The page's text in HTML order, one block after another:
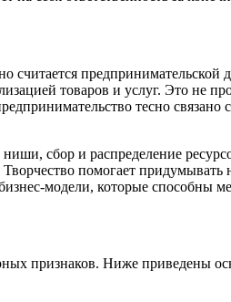
предпринимательской
товаров и услуг. Это не
тесно связано с
сбор и распределение
помогает
модели, которые способны
признаков. Ниже приведены